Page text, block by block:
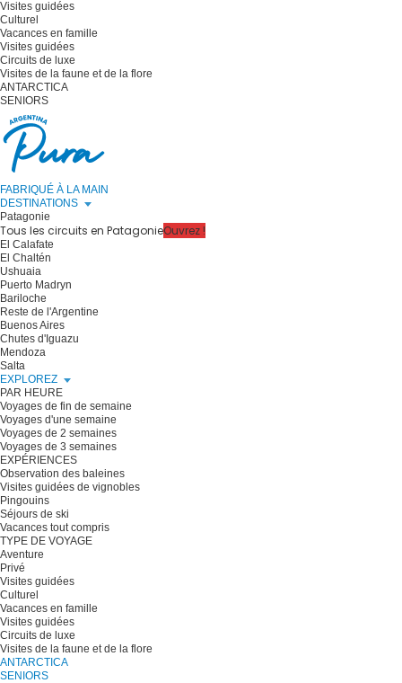
Visites guidées
Culturel
Vacances en famille
Visites guidées
Circuits de luxe
Visites de la faune et de la flore
ANTARCTICA
SENIORS
FABRIQUÉ À LA MAIN
DESTINATIONS
Patagonie
Tous les circuits en PatagonieOuvrez !
El Calafate
El Chaltén
Ushuaia
Puerto Madryn
Bariloche
Reste de l'Argentine
Buenos Aires
Chutes d'Iguazu
Mendoza
Salta
EXPLOREZ
PAR HEURE
Voyages de fin de semaine
Voyages d'une semaine
Voyages de 2 semaines
Voyages de 3 semaines
EXPÉRIENCES
Observation des baleines
Visites guidées de vignobles
Pingouins
Séjours de ski
Vacances tout compris
TYPE DE VOYAGE
Aventure
Privé
Visites guidées
Culturel
Vacances en famille
Visites guidées
Circuits de luxe
Visites de la faune et de la flore
ANTARCTICA
SENIORS